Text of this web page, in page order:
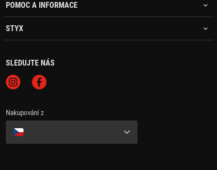
POMOC A INFORMACE
STYX
SLEDUJTE NÁS
Nakupování z